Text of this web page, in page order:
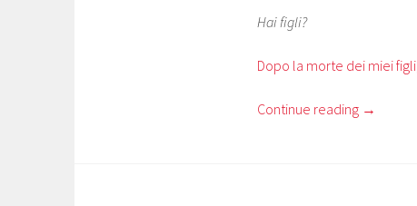
Hai figli?
Dopo la morte dei miei figli
Continue reading →